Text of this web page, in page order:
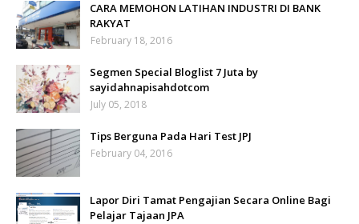
CARA MEMOHON LATIHAN INDUSTRI DI BANK
RAKYAT
February 18, 2016
Segmen Special Bloglist 7 Juta by
sayidahnapisahdotcom
July 05, 2018
Tips Berguna Pada Hari Test JPJ
February 04, 2016
Lapor Diri Tamat Pengajian Secara Online Bagi
Pelajar Tajaan JPA